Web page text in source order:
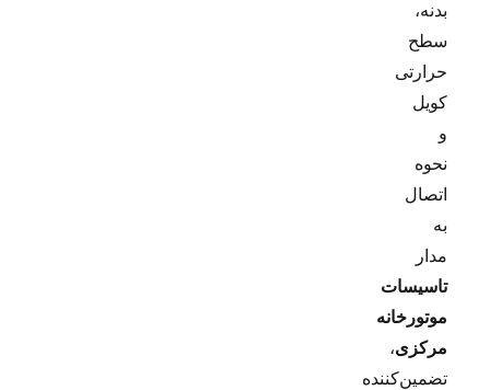
بدنه،
سطح
حرارتی
کویل
و
نحوه
اتصال
به
مدار
تاسیسات
موتورخانه
مرکزی،
تضمین‌کننده